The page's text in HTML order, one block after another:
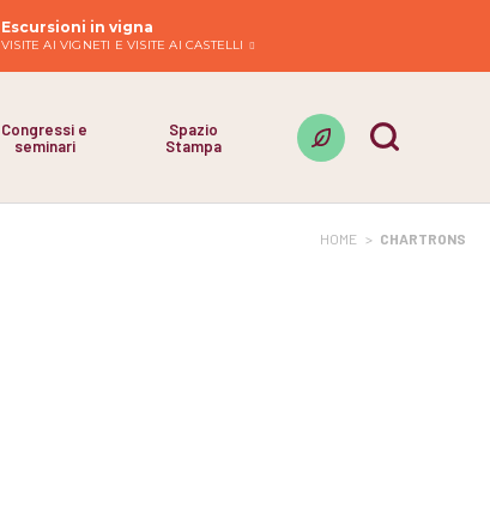
Escursioni in vigna
VISITE AI VIGNETI E VISITE AI CASTELLI
Congressi e
seminari
Spazio
Stampa
HOME > CHARTRONS